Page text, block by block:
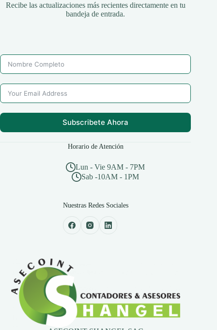
Recibe las actualizaciones más recientes directamente en tu
bandeja de entrada.
Subscribete Ahora
Horario de Atención
Lun - Vie 9AM - 7PM
Sab -10AM - 1PM
Nuestras Redes Sociales